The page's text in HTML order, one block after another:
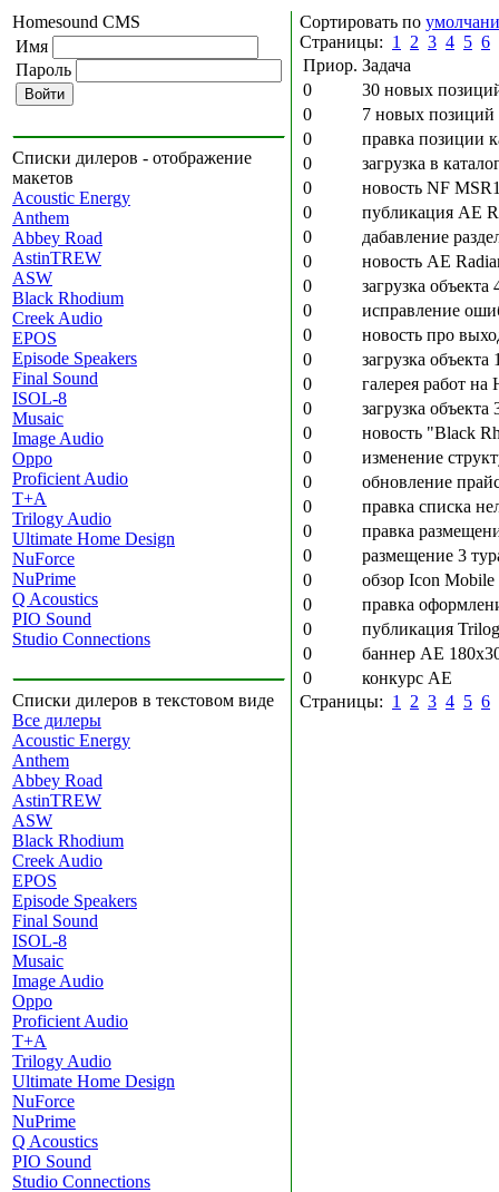
Homesound CMS
Имя
Пароль
Списки дилеров - отображение
макетов
Acoustic Energy
Anthem
Abbey Road
AstinTREW
ASW
Black Rhodium
Creek Audio
EPOS
Episode Speakers
Final Sound
ISOL-8
Musaic
Image Audio
Oppo
Proficient Audio
T+A
Trilogy Audio
Ultimate Home Design
NuForce
NuPrime
Q Acoustics
PIO Sound
Studio Connections
Списки дилеров в текстовом виде
Все дилеры
Acoustic Energy
Anthem
Abbey Road
AstinTREW
ASW
Black Rhodium
Creek Audio
EPOS
Episode Speakers
Final Sound
ISOL-8
Musaic
Image Audio
Oppo
Proficient Audio
T+A
Trilogy Audio
Ultimate Home Design
NuForce
NuPrime
Q Acoustics
PIO Sound
Studio Connections
Сортировать по
Страницы: 1 2 3 4 5 6
Приор. Задача
0
30 новых
0
7 новых позиций
0
правка позиции
0
загрузка в
0
новость NF
0
публикация AE
0
дабавление
0
новость AE
0
загрузка
0
исправление
0
новость про
0
загрузка
0
галерея работ на
0
загрузка
0
новость "Black
0
изменение
0
обновление
0
правка списка
0
правка
0
размещение 3
0
обзор Icon
0
правка
0
публикация
0
баннер AE
0
конкурс AE
Страницы: 1 2 3 4 5 6